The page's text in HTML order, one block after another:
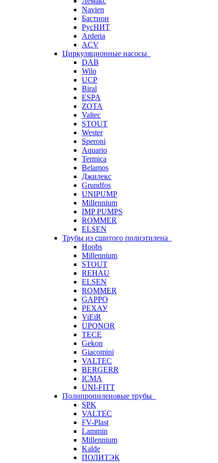
Navien
Бастион
РусНИТ
Arderia
ACV
Циркуляционные насосы
DAB
Wilo
UCP
Biral
ESPA
ZOTA
Valtec
STOUT
Wester
Speroni
Aquario
Termica
Belamos
Джилекс
Grundfos
UNIPUMP
Millennium
IMP PUMPS
ROMMER
ELSEN
Трубы из сшитого полиэтилена
Hoobs
Millennium
STOUT
REHAU
ELSEN
ROMMER
GAPPO
РЕХАУ
ViEiR
UPONOR
TECE
Gekon
Giacomini
VALTEC
BERGERR
ICMA
UNI-FITT
Полипропиленовые трубы
SPK
VALTEC
FV-Plast
Lammin
Millennium
Kalde
ПОЛИТЭК